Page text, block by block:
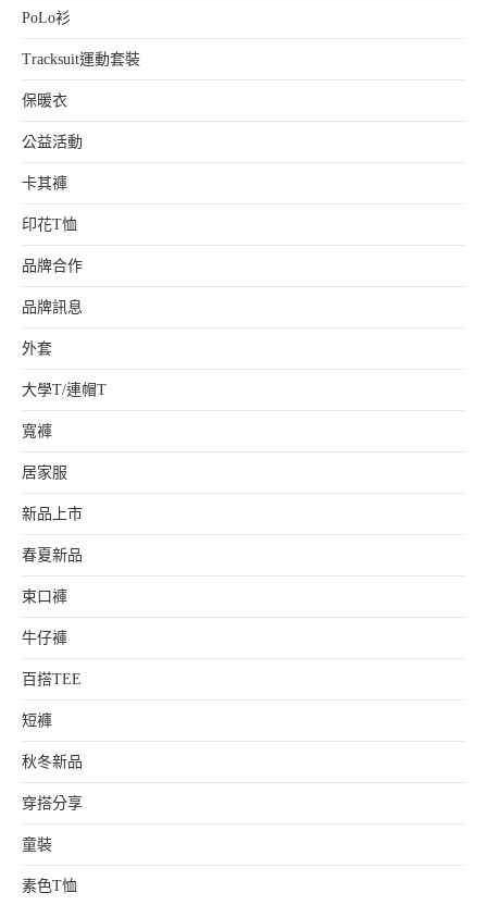
PoLo衫
Tracksuit運動套裝
保暖衣
公益活動
卡其褲
印花T恤
品牌合作
品牌訊息
外套
大學T/連帽T
寬褲
居家服
新品上市
春夏新品
束口褲
牛仔褲
百搭TEE
短褲
秋冬新品
穿搭分享
童裝
素色T恤